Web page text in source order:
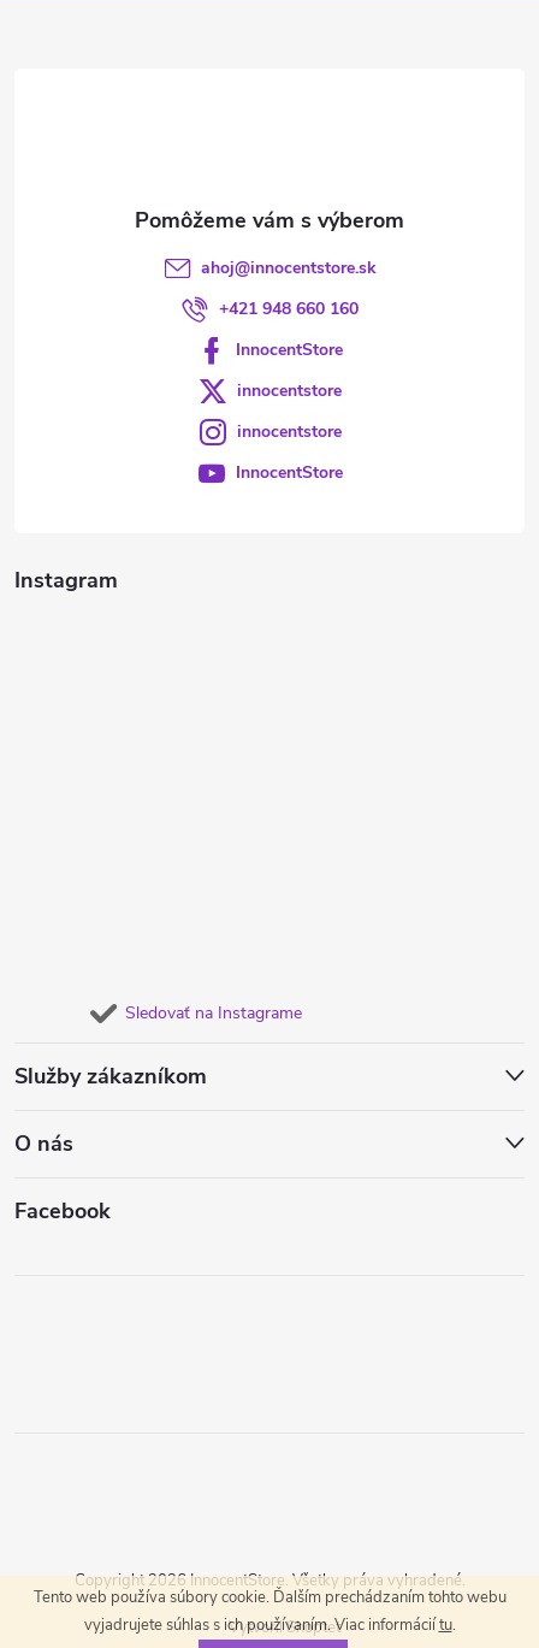
Tento web používa súbory cookie. Ďalším prechádzaním tohto webu
vyjadrujete súhlas s ich používaním. Viac informáciítu.
Instagram
Sledovať na Instagrame
Služby zákazníkom
O nás
Facebook
ahoj@innocentstore.sk
+421 948 660 160
InnocentStore
innocentstore
innocentstore
InnocentStore
Vytvoril Shoptet
Copyright 2026 InnocentStore. Všetky práva vyhradené.